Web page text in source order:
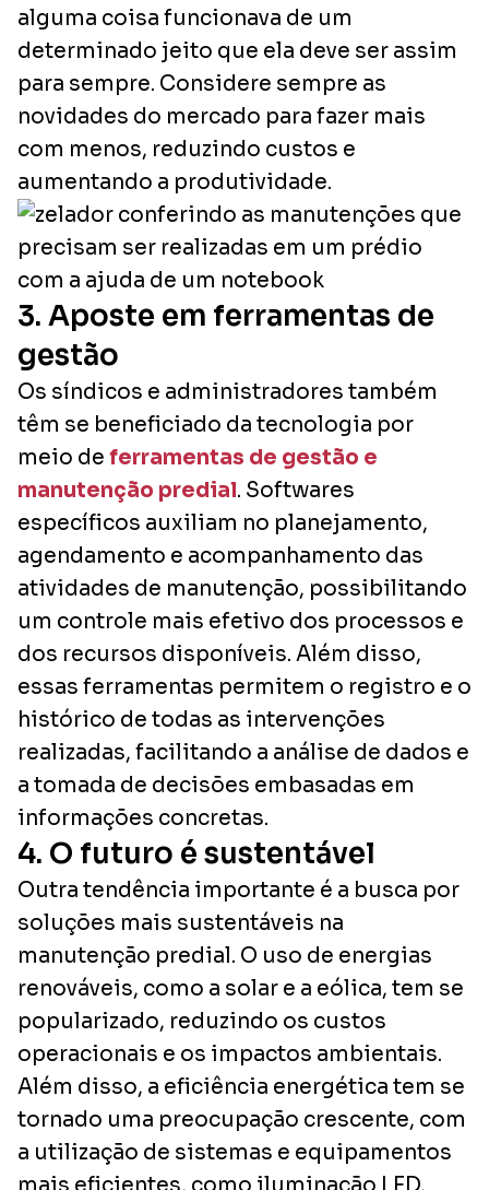
alguma coisa funcionava de um
determinado jeito que ela deve ser assim
para sempre. Considere sempre as
novidades do mercado para fazer mais
com menos, reduzindo custos e
aumentando a produtividade.
3. Aposte em ferramentas de
gestão
Os síndicos e administradores também
têm se beneficiado da tecnologia por
meio de ferramentas de gestão e
manutenção predial. Softwares
específicos auxiliam no planejamento,
agendamento e acompanhamento das
atividades de manutenção, possibilitando
um controle mais efetivo dos processos e
dos recursos disponíveis. Além disso,
essas ferramentas permitem o registro e o
histórico de todas as intervenções
realizadas, facilitando a análise de dados e
a tomada de decisões embasadas em
informações concretas.
4. O futuro é sustentável
Outra tendência importante é a busca por
soluções mais sustentáveis na
manutenção predial. O uso de energias
renováveis, como a solar e a eólica, tem se
popularizado, reduzindo os custos
operacionais e os impactos ambientais.
Além disso, a eficiência energética tem se
tornado uma preocupação crescente, com
a utilização de sistemas e equipamentos